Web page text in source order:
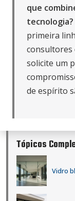
que
tecnologia?
primeira
consultores
solicite um
de espírito
Tópicos
Vidro